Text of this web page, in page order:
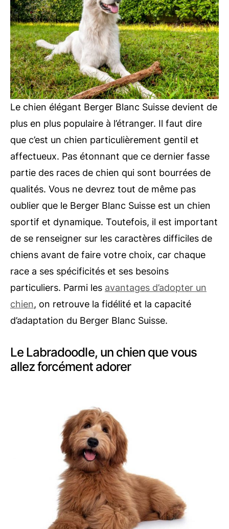
Le chien élégant Berger Blanc Suisse devient de
plus en plus populaire à l’étranger. Il faut dire
que c’est un chien particulièrement gentil et
affectueux. Pas étonnant que ce dernier fasse
partie des races de chien qui sont bourrées de
qualités. Vous ne devrez tout de même pas
oublier que le Berger Blanc Suisse est un chien
sportif et dynamique. Toutefois, il est important
de se renseigner sur les caractères difficiles de
chiens avant de faire votre choix, car chaque
race a ses spécificités et ses besoins
particuliers. Parmi les avantages d’adopter un
chien, on retrouve la fidélité et la capacité
d’adaptation du Berger Blanc Suisse.
Le Labradoodle, un chien que vous
allez forcément adorer